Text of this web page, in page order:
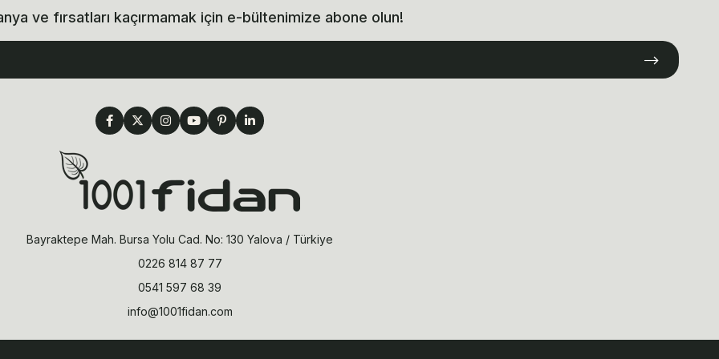
ve fırsatları kaçırmamak için e-bültenimize abone olun!
Bayraktepe Mah. Bursa Yolu Cad. No: 130 Yalova / Türkiye
0226 814 87 77
0541 597 68 39
info@1001fidan.com